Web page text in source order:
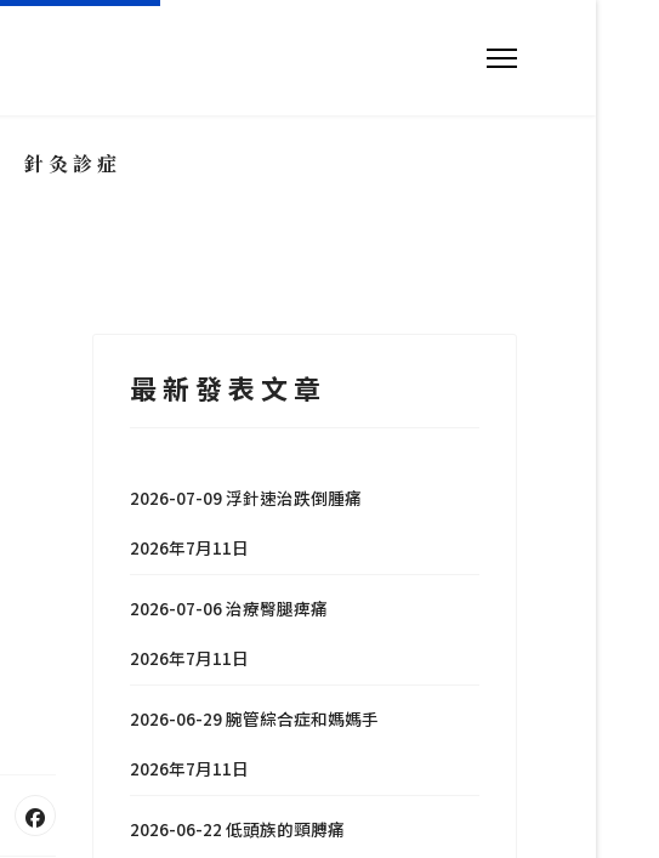
taoistyuen@gmail.com
針 灸 診 症
最 新 發 表 文 章
2026-07-09 浮針速治跌倒腫痛
2026年7月11日
2026-07-06 治療臀腿痺痛
2026年7月11日
2026-06-29 腕管綜合症和媽媽手
2026年7月11日
2026-06-22 低頭族的頸膊痛